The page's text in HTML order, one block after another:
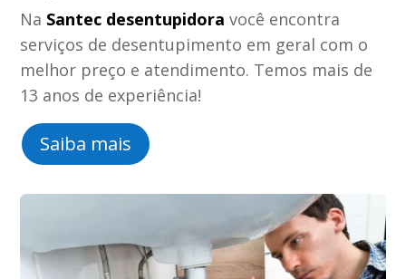
Na Santec desentupidora você encontra
serviços de desentupimento em geral com o
melhor preço e atendimento. Temos mais de
13 anos de experiência!
Saiba mais